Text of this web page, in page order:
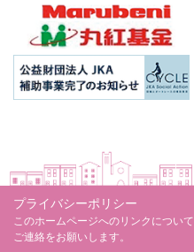
プライバシーポリシー
このホームページへのリンクについ
ご連絡をお願いします。